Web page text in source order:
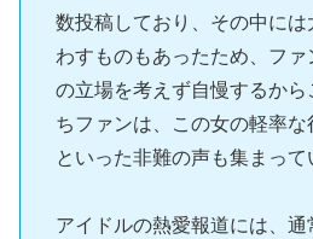
数投稿しており、その中に
わすものもあったため、フ
の立場を考えず自慢するから
ちファンは、この女の軽率な
といった非難の声も集まって
アイドルの熱愛報道には、通